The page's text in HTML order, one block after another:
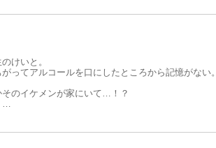
けいと。
ってアルコールを口にしたところから記憶がない。
そのイケメンが家にいて…！？